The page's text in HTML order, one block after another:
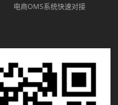
电商OMS系统快速对接